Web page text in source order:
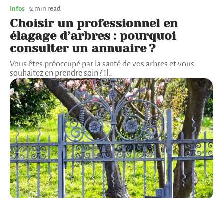
Infos 2 min read
Choisir un professionnel en
élagage d’arbres : pourquoi
consulter un annuaire ?
Vous êtes préoccupé par la santé de vos arbres et vous
souhaitez en prendre soin ? Il …